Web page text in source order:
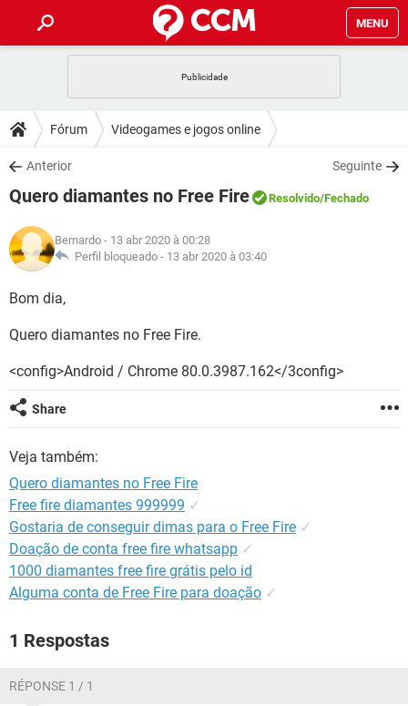
MENU
CELULAR FACEBOOK
OUTLOOK
INSTAGRAM GMAIL
GUIA DE COMPRAS
DICAS
JOGOS WHATSAPP
INSTAGRAM
GUIA DE COMPRAS
DOWNLOADS
JOGOS WHATSAPP
CELULAR
OUTLOOK EXCEL
INSTAGRAM
FÓRUM
JOGOS
CELULAR
OUTLOOK
INSTAGRAM
GUIA DE COMPRAS
GLOSSÁRIO
JOGOS
INSTAGRAM
GUIA DE COMPRAS
Fórum Videogames e jogos online
Anterior Seguinte
Quero diamantes no Free Fire Resolvido/Fechado
Bernardo - 13 abr 2020 à 00:28
Perfil bloqueado - 13 abr 2020 à 03:40
Bom dia,
Quero diamantes no Free Fire.
<config>Android / Chrome 80.0.3987.162</3config>
Share
Veja também:
Quero diamantes no Free Fire
Free fire diamantes 999999 ✓
Gostaria de conseguir dimas para o Free Fire ✓
Doação de conta free fire whatsapp ✓
1000 diamantes free fire grátis pelo id
Alguma conta de Free Fire para doação ✓
1 Respostas
RÉPONSE 1 / 1